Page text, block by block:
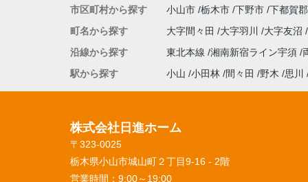
市区町村から探す 小山市 栃木市 下野市 下都賀
町名から探す
大字間々田 大字羽川
大字友沼
沿線から探す
東北本線 湘南新宿ライン宇須
駅から探す
小山 小田林 間々田 野木 思川
株式会社日進ホーム
〒323-0025
栃木県小山市城山町２丁目9-16 - 2階
営業時間： 9:00～19:00